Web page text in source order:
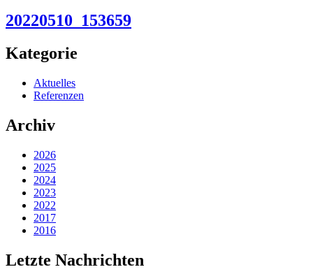
20220510_153659
Kategorie
Aktuelles
Referenzen
Archiv
2026
2025
2024
2023
2022
2017
2016
Letzte Nachrichten